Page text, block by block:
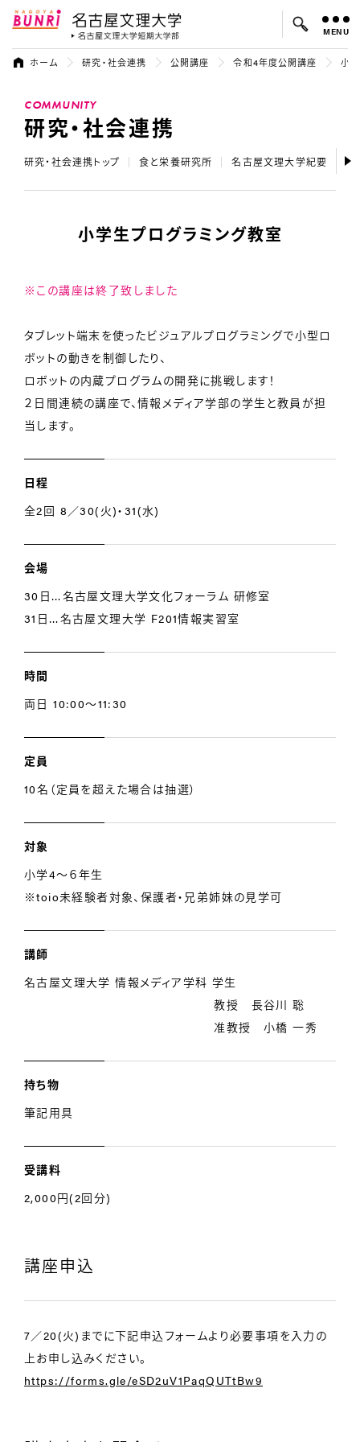
名古屋文理大学 名古屋文理大
よく検索されているキーワード：
MENU
ホーム 研究・社会連携 公開講座 令和4年度公開講座 小
COMMUNITY
研究・社会連携
研究・社会連携トップ 食と栄養研究所 名古屋文理大学紀要 テ
小学生プログラミング教室
※この講座は終了致しました
タブレット端末を使ったビジュアルプログラミングで小型ロ
ボットの動きを制御したり、
ロボットの内蔵プログラムの開発に挑戦します！
２日間連続の講座で、情報メディア学部の学生と教員が担
当します。
日程
全2回 8／30(火)・31(水)
会場
30日…名古屋文理大学文化フォーラム 研修室
31日…名古屋文理大学 F201情報実習室
時間
両日 10:00～11:30
定員
10名（定員を超えた場合は抽選）
対象
小学4～６年生
※toio未経験者対象、保護者・兄弟姉妹の見学可
講師
名古屋文理大学 情報メディア学科 学生
教授 長谷川 聡
准教授 小橋 一秀
持ち物
筆記用具
受講料
2,000円(2回分)
講座申込
7／20(火)までに下記申込フォームより必要事項を入力の
上お申し込みください。
https://forms.gle/eSD2uV1PaqQUTtBw9